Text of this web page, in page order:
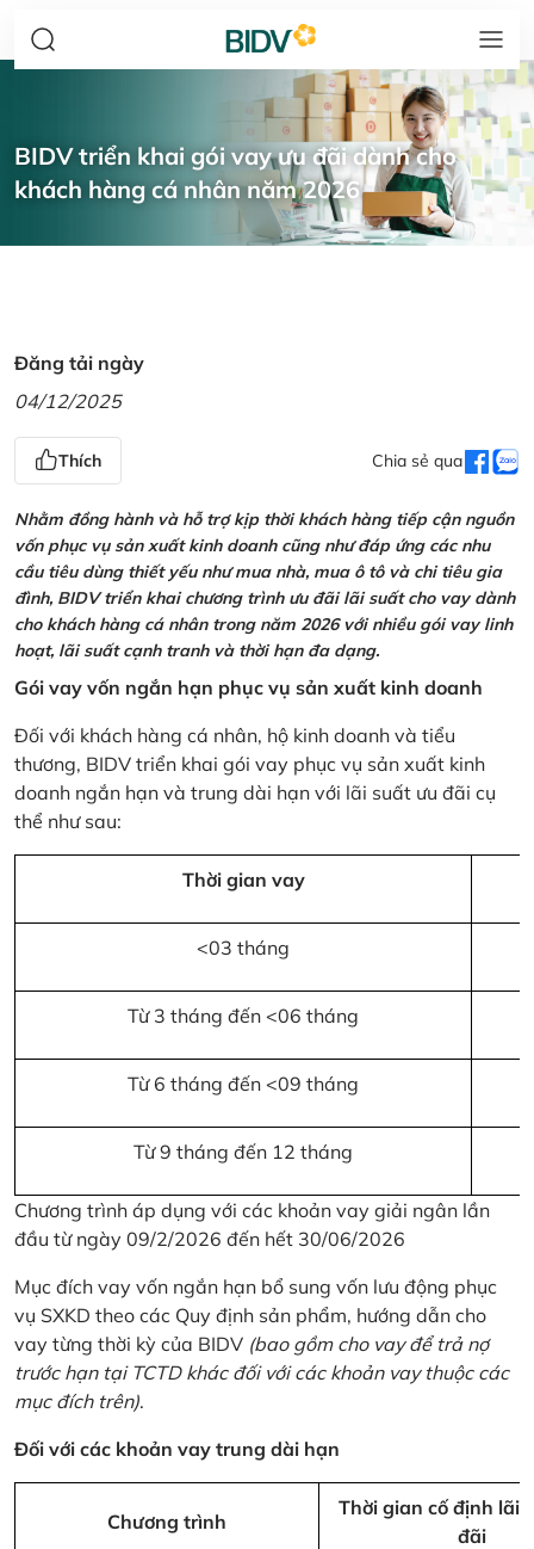
BIDV triển khai gói vay ưu đãi dành cho
khách hàng cá nhân năm 2026
Đăng tải ngày
04/12/2025
Thích Chia sẻ qua
Nhằm đồng hành và hỗ trợ kịp thời khách hàng tiếp cận nguồn
vốn phục vụ sản xuất kinh doanh cũng như đáp ứng các nhu
cầu tiêu dùng thiết yếu như mua nhà, mua ô tô và chi tiêu gia
đình, BIDV triển khai chương trình ưu đãi lãi suất cho vay dành
cho khách hàng cá nhân trong năm 2026 với nhiều gói vay linh
hoạt, lãi suất cạnh tranh và thời hạn đa dạng.
Gói vay vốn ngắn hạn phục vụ sản xuất kinh doanh
Đối với khách hàng cá nhân, hộ kinh doanh và tiểu
thương, BIDV triển khai gói vay phục vụ sản xuất kinh
doanh ngắn hạn và trung dài hạn với lãi suất ưu đãi cụ
thể như sau:
Thời gian vay
<03 tháng
Từ 3 tháng đến <06 tháng
Từ 6 tháng đến <09 tháng
Từ 9 tháng đến 12 tháng
Chương trình áp dụng với các khoản vay giải ngân lần
đầu từ ngày 09/2/2026 đến hết 30/06/2026
Mục đích vay vốn ngắn hạn bổ sung vốn lưu động phục
vụ SXKD theo các Quy định sản phẩm, hướng dẫn cho
vay từng thời kỳ của BIDV (bao gồm cho vay để trả nợ
trước hạn tại TCTD khác đối với các khoản vay thuộc các
mục đích trên).
Đối với các khoản vay trung dài hạn
Chương trình
Thời gian cố định lãi
đãi